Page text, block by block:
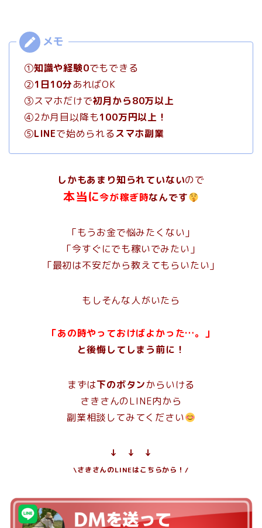
①知識や経験0でもできる
②1日10分あればOK
③スマホだけで初月から80万以上
④2か月目以降も100万円以上！
⑤LINEで始められるスマホ副業
しかもあまり知られていないので
本当に今が稼ぎ時なんです
「もうお金で悩みたくない」
「今すぐにでも稼いでみたい」
「最初は不安だから教えてもらいたい」
もしそんな人がいたら
「あの時やっておけばよかった…。」
と後悔してしまう前に！
まずは下のボタンからいける
さきさんのLINE内から
副業相談してみてください
↓ ↓ ↓
\さきさんのLINEはこちらから！/